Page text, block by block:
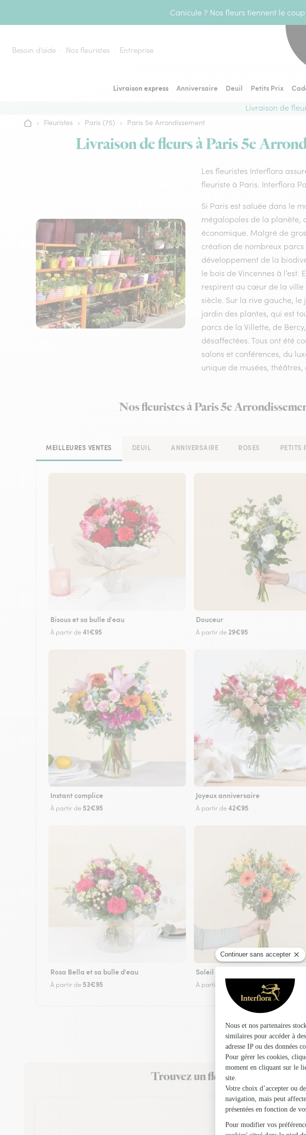
Canicule ? Nos fleurs tiennent le
Besoin d’aide Nos fleuristes Entreprise
Livraison express Anniversaire Deuil Petits Prix
Livraison de
Accueil
› Fleuristes › Paris (75) › Paris 5e Arrondissement
Livraison de fleurs à Paris 5e
Les fleuristes Interflora
fleuriste à Paris. Interflora
Si Paris est saluée dans le
mégalopoles de la planète,
économique. Malgré de
création de nombreux
développement de la
le bois de Vincennes à
respirent au cœur de la ville
siècle. Sur la rive gauche,
jardin des plantes, qui est
parcs de la Villette, de
désaffectées. Tous ont été
salons et conférences, du
unique de musées,
Nos fleuristes à Paris 5e
MEILLEURES VENTES DEUIL ANNIVERSAIRE ROSES PETITS
Bisous et sa bulle d'eau
À partir de41€95
Douceur
À partir de 29€95
Instant complice
À partir de 52€95
Joyeux anniversaire
À partir de42€95
Rosa Bella et sa bulle d'eau
À partir de 53€95
Soleil
À partir de
Trouvez un fleuriste Interflora à